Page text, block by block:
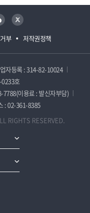
부 저작권정책
트위터
자등록 : 314-82-10024
호
7788(이용료 : 발신자부담)
: 02-361-8385
RIGHTS RESERVED.